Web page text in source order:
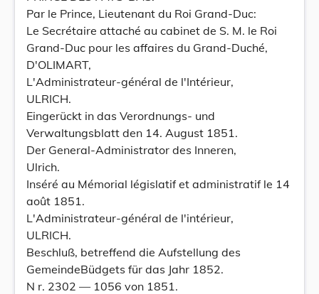
Par le Prince, Lieutenant du Roi Grand-Duc:
Le Secrétaire attaché au cabinet de S. M. le Roi
Grand-Duc pour les affaires du Grand-Duché,
D'OLIMART,
L'Administrateur-général de l'Intérieur,
ULRICH.
Eingerückt in das Verordnungs- und
Verwaltungsblatt den 14. August 1851.
Der General-Administrator des Inneren,
Ulrich.
Inséré au Mémorial législatif et administratif le 14
août 1851.
L'Administrateur-général de l'intérieur,
ULRICH.
Beschluß, betreffend die Aufstellung des
GemeindeBüdgets für das Jahr 1852.
N r. 2302 — 1056 von 1851.